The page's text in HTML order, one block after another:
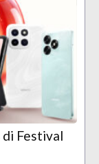
di Festival